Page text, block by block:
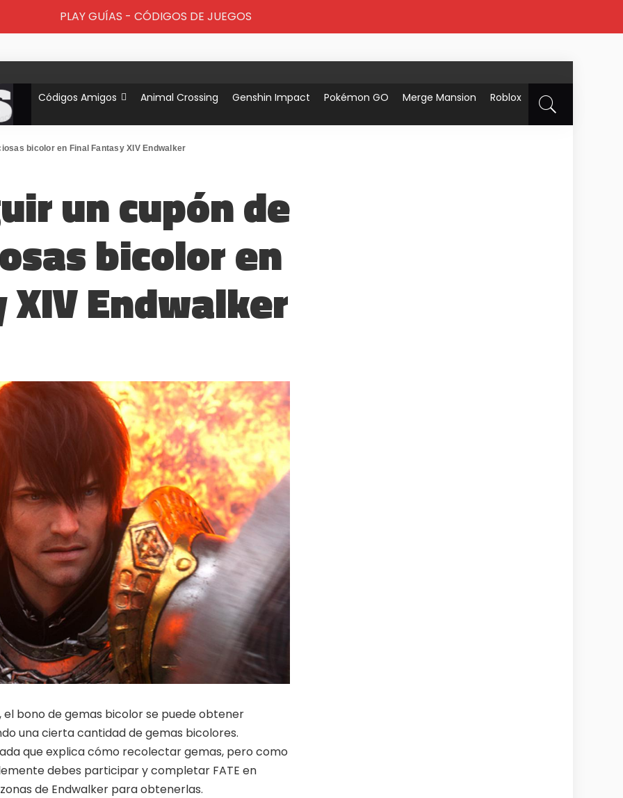
Códigos Amigos Animal Crossing Genshin Impact Pokémon GO Merge Mansion Roblox
COLLAPSE
website
codes and strategies before
to win full Steam games
Delivery
directly — faster than
bicolor en Final Fantasy XIV Endwalker
un cupón de
bicolor en
Endwalker
el bono de gemas bicolor se puede obtener
una cierta cantidad de gemas bicolores.
que explica cómo recolectar gemas, pero como
debes participar y completar FATE en
de Endwalker para obtenerlas.
PLAY GUÍAS - CÓDIGOS DE JUEGOS